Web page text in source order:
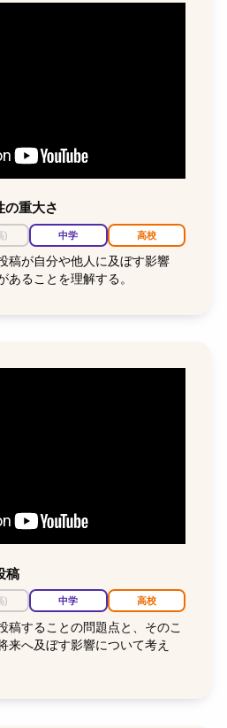
の重大さ
) 中学 高校
稿が自分や他人に及ぼす影響
あることを理解する。
稿
) 中学 高校
稿することの問題点と、そのこ
来へ及ぼす影響について考え